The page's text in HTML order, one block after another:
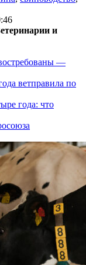
и
—
ветправила по
года: что